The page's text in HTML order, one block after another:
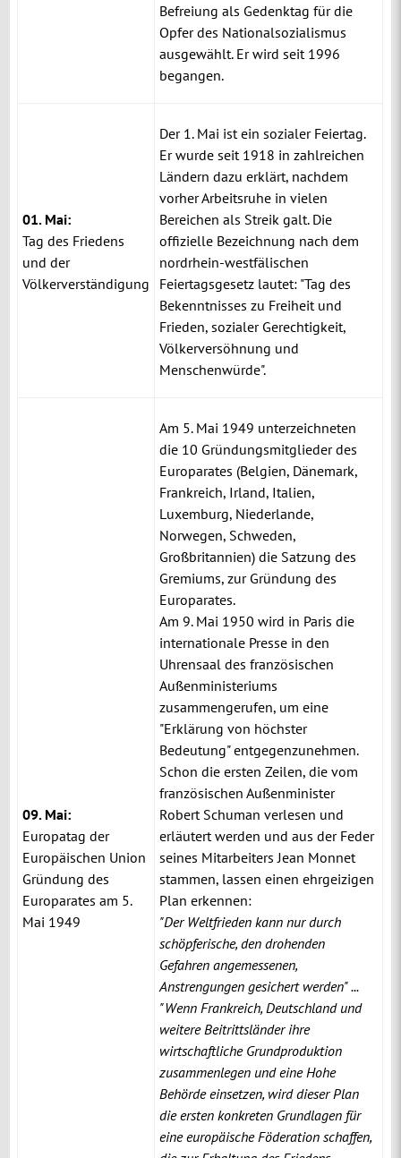
Befreiung als Gedenktag für die
Opfer des Nationalsozialismus
ausgewählt. Er wird seit 1996
begangen.
01. Mai:
Tag des Friedens
und der
Völkerverständigung
Der 1. Mai ist ein sozialer Feiertag.
Er wurde seit 1918 in zahlreichen
Ländern dazu erklärt, nachdem
vorher Arbeitsruhe in vielen
Bereichen als Streik galt. Die
offizielle Bezeichnung nach dem
nordrhein-westfälischen
Feiertagsgesetz lautet: "Tag des
Bekenntnisses zu Freiheit und
Frieden, sozialer Gerechtigkeit,
Völkerversöhnung und
Menschenwürde".
09. Mai:
Europatag der
Europäischen Union
Gründung des
Europarates am 5.
Mai 1949
Am 5. Mai 1949 unterzeichneten
die 10 Gründungsmitglieder des
Europarates (Belgien, Dänemark,
Frankreich, Irland, Italien,
Luxemburg, Niederlande,
Norwegen, Schweden,
Großbritannien) die Satzung des
Gremiums, zur Gründung des
Europarates.
Am 9. Mai 1950 wird in Paris die
internationale Presse in den
Uhrensaal des französischen
Außenministeriums
zusammengerufen, um eine
"Erklärung von höchster
Bedeutung" entgegenzunehmen.
Schon die ersten Zeilen, die vom
französischen Außenminister
Robert Schuman verlesen und
erläutert werden und aus der Feder
seines Mitarbeiters Jean Monnet
stammen, lassen einen ehrgeizigen
Plan erkennen:
"Der Weltfrieden kann nur durch
schöpferische, den drohenden
Gefahren angemessenen,
Anstrengungen gesichert werden" ...
"Wenn Frankreich, Deutschland und
weitere Beitrittsländer ihre
wirtschaftliche Grundproduktion
zusammenlegen und eine Hohe
Behörde einsetzen, wird dieser Plan
die ersten konkreten Grundlagen für
eine europäische Föderation schaffen,